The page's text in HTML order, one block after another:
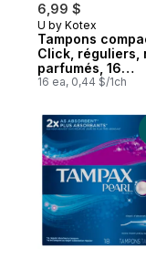
6,99 $
U by Kotex
Tampons
Click, réguliers,
parfumés, 16
tampons
16 ea, 0,44 $/1ch